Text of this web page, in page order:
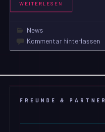
WEITERLESEN
News
Kommentar hinterlassen
FREUNDE & PARTNER